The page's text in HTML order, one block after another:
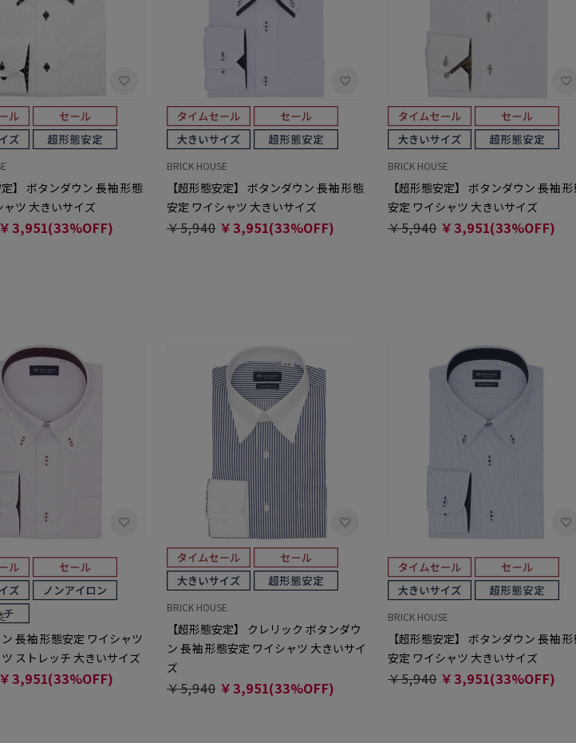
定】 ボタンダウン 長袖 形態
ツ 大きいサイズ
￥3,951(33%OFF)
BRICK HOUSE
【超形態安定】 ボタンダウン 長袖 形態
安定 ワイシャツ 大きいサイズ
￥5,940 ￥3,951(33%OFF)
BRICK HOUSE
【超形態安定】 ボタンダウン 長袖
安定 ワイシャツ 大きいサイズ
￥5,940 ￥3,951(33%OFF)
長袖 形態安定 ワイシャツ
ストレッチ 大きいサイズ
￥3,951(33%OFF)
BRICK HOUSE
【超形態安定】 クレリック ボタンダウ
ン 長袖 形態安定 ワイシャツ 大きいサイ
ズ
￥5,940 ￥3,951(33%OFF)
BRICK HOUSE
【超形態安定】 ボタンダウン 長袖
安定 ワイシャツ 大きいサイズ
￥5,940 ￥3,951(33%OFF)